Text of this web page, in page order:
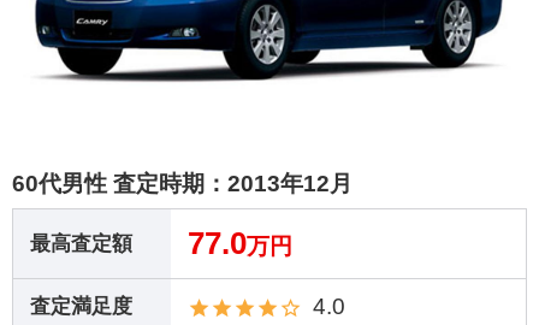
60代男性 査定時期： 2013年12月
最高査定額 77.0万円
査定満足度 4.0